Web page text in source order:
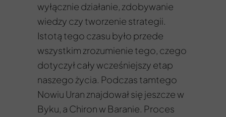
wyłącznie działanie, zdobywanie
wiedzy czy tworzenie strategii.
Istotą tego czasu było przede
wszystkim zrozumienie tego, czego
dotyczył cały wcześniejszy etap
naszego życia. Podczas tamtego
Nowiu Uran znajdował się jeszcze w
Byku, a Chiron w Baranie. Proces